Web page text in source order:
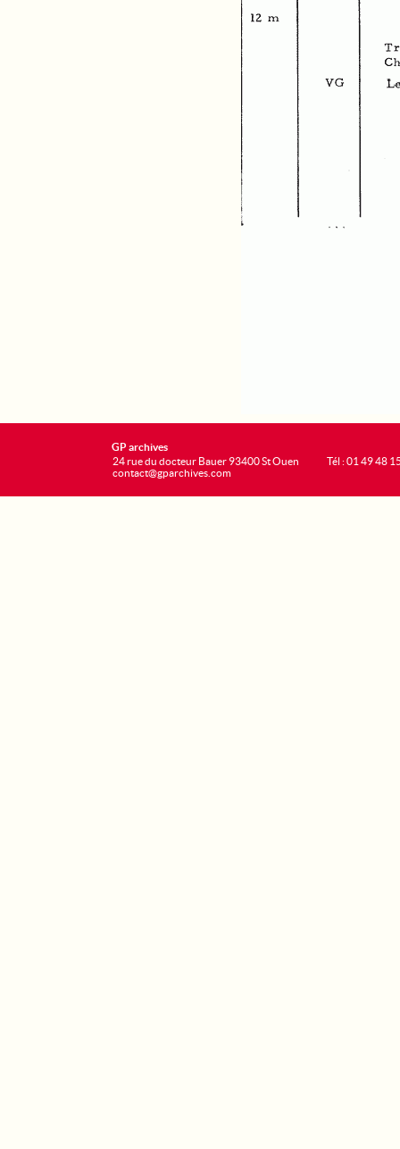
GP archives
24 rue du docteur Bauer 93400 St Ouen
contact@gparchives.com
Tél : 01 49 48